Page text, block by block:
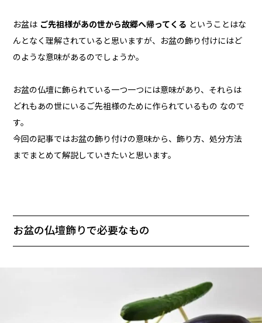
お盆は ご先祖様があの世から故郷へ帰ってくる ということはな
んとなく理解されていると思いますが、お盆の飾り付けにはど
のような意味があるのでしょうか。
お盆の仏壇に飾られている一つ一つには意味があり、それらは
どれもあの世にいるご先祖様のために作られているもの なので
す。
今回の記事ではお盆の飾り付けの意味から、飾り方、処分方法
までまとめて解説していきたいと思います。
お盆の仏壇飾りで必要なもの